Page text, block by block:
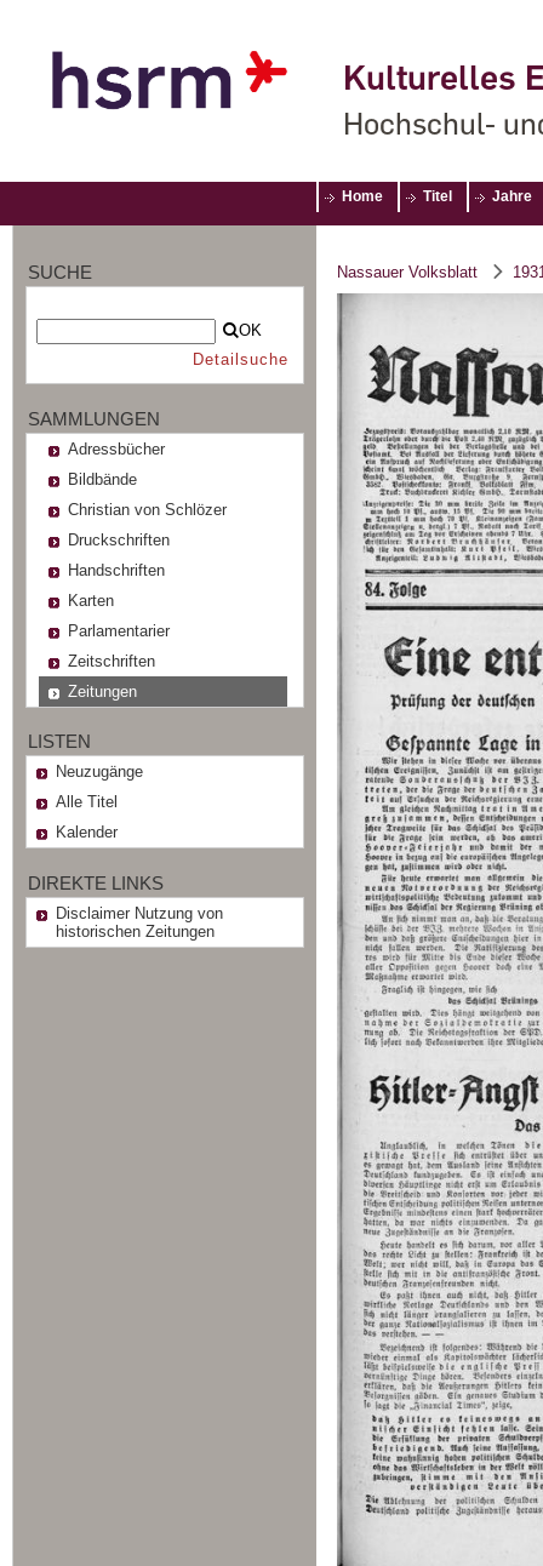
Kulturelles
Hochschul-
Home Titel Jahre
SUCHE
OK
Detailsuche
SAMMLUNGEN
Adressbücher
Bildbände
Christian von Schlözer
Druckschriften
Handschriften
Karten
Parlamentarier
Zeitschriften
Zeitungen
LISTEN
Neuzugänge
Alle Titel
Kalender
DIREKTE LINKS
Disclaimer Nutzung von
historischen Zeitungen
Nassauer Volksblatt